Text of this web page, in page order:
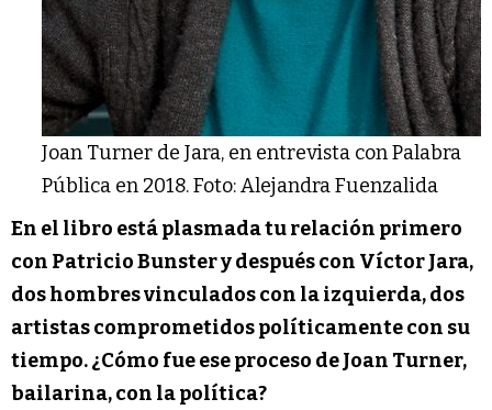
Joan Turner de Jara, en entrevista con Palabra
Pública en 2018. Foto: Alejandra Fuenzalida
En el libro está plasmada tu relación primero
con Patricio Bunster y después con Víctor Jara,
dos hombres vinculados con la izquierda, dos
artistas comprometidos políticamente con su
tiempo. ¿Cómo fue ese proceso de Joan Turner,
bailarina, con la política?